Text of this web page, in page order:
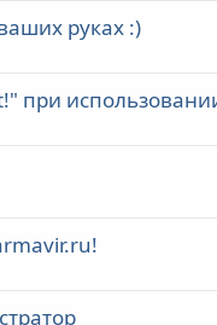
руках :)
при